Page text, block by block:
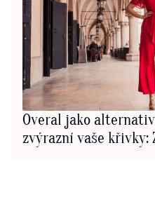
Overal jako
zvýrazní vaše